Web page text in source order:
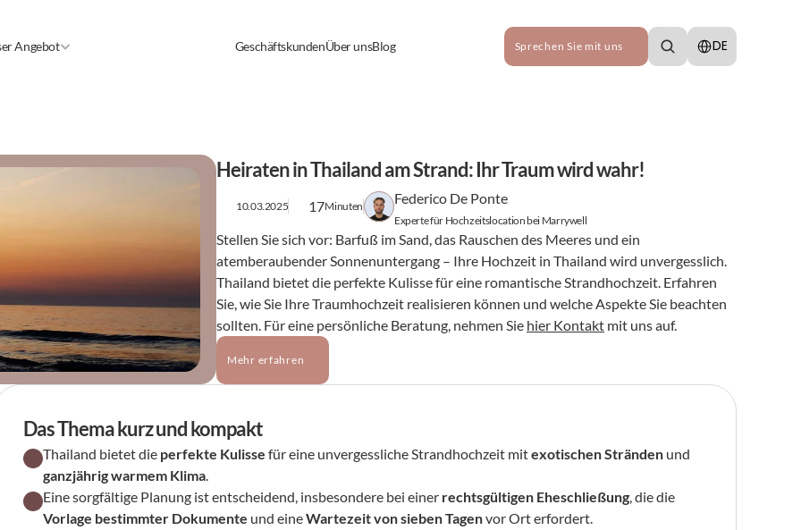
Angebot GeschäftskundenÜber unsBlog Sprechen Sie mit uns
Select Language
DE
Heiraten in Thailand am Strand: Ihr Traum wird wahr!
10.03.2025 17Minuten Federico De Ponte
Experte für Hochzeitslocation bei Marrywell
Stellen Sie sich vor: Barfuß im Sand, das Rauschen des Meeres und ein
atemberaubender Sonnenuntergang – Ihre Hochzeit in Thailand wird unvergesslich.
Thailand bietet die perfekte Kulisse für eine romantische Strandhochzeit. Erfahren
Sie, wie Sie Ihre Traumhochzeit realisieren können und welche Aspekte Sie beachten
sollten. Für eine persönliche Beratung, nehmen Sie hier Kontakt mit uns auf.
Mehr erfahren
Das Thema kurz und kompakt
Thailand bietet die perfekte Kulisse für eine unvergessliche Strandhochzeit mit exotischen Stränden
ganzjährig warmem Klima.
Eine sorgfältige Planung ist entscheidend, insbesondere bei einer rechtsgültigen Eheschließung
Vorlage bestimmter Dokumente und eine Wartezeit von sieben Tagen vor Ort erfordert.